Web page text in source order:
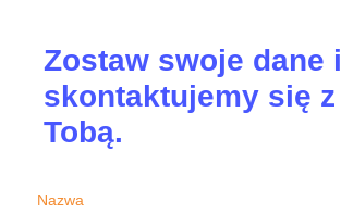
Zostaw swoje dane i
skontaktujemy się z
Tobą.
Nazwa